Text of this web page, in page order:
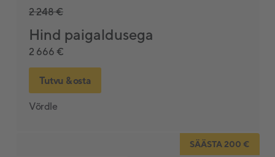
2 248 €
Hind paigaldusega
2 666 €
Tutvu & osta
Võrdle
SÄÄSTA 200 €